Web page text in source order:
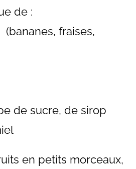
de :
fraises,
de sucre, de sirop
en petits morceaux,